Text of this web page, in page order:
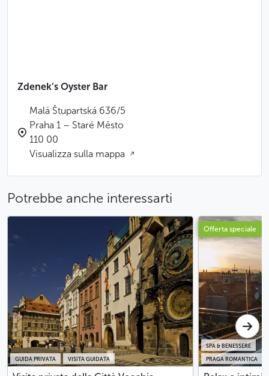
Zdenek’s Oyster Bar
Malá Štupartská 636/5
Praha 1 – Staré Město
110 00
Visualizza sulla mappa
Potrebbe anche interessarti
GUIDA PRIVATA VISITA GUIDATA
Offerta speciale
PRAGA ROMANTICA
SPA & BENESSERE